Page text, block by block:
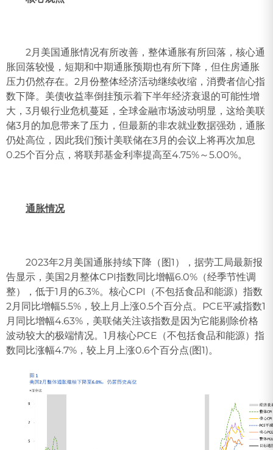
2月美国通胀情况有所改善，整体通胀有所回落，核心通
胀回落较慢，短期和中期通胀预期也有所下降，但住房通胀
压力仍然存在。2月份整体经济活动继续收缩，消费者信心指
数下降。美债收益率倒挂预示着下半年经济衰退的可能性增
大，3月银行业危机蔓延，全球金融市场波动明显，这给美联
储3月的加息带来了压力，但最新的非农就业数据强劲，通胀
仍处高位，因此我们预计美联储在3月的会议上将再次加息
0.25个百分点，将联邦基金利率提高至4.75%～5.00%。
通胀情况
2023年2月美国通胀持续下降（图1），据劳工局最新报
告显示，美国2月整体CPI指数同比增幅6.0%（经季节性调
整），低于1月的6.3%。核心CPI（不包括食品和能源）指数
2月同比增幅5.5%，较上月上涨0.5个百分点。PCE平减指数1
月同比增幅4.63%，美联储关注该指数是因为它能剔除价格
波动较大的极端情况。1月核心PCE（不包括食品和能源）指
数同比涨幅4.7%，较上月上涨0.6个百分点(图1)。